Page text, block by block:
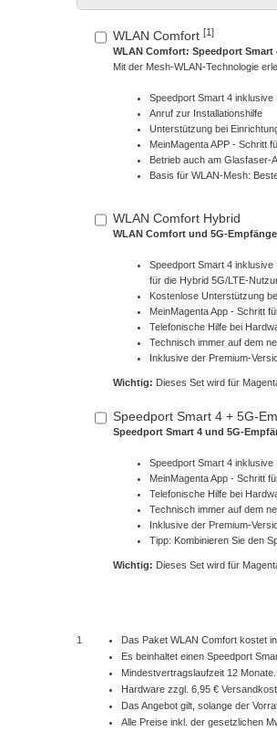
WLAN Comfort [1]
WLAN Comfort: Speedport Smart
Mit der Mesh-WLAN-Technologie
Speedport Smart 4
Anruf zur Installationshilfe
Unterstützung bei
MeinMagenta APP - Schritt
Betrieb auch am Glasfaser-
Basis für WLAN-Mesh:
WLAN Comfort Hybrid
WLAN Comfort und 5G-
Speedport Smart 4
für die Hybrid 5G/LTE-
Kostenlose Unterstützung
MeinMagenta App - Schritt
Telefonische Hilfe bei
Technisch immer auf dem
Inklusive der Premium-
Wichtig: Dieses Set wird für
Speedport Smart 4 + 5G-
Speedport Smart 4 und 5G-
Speedport Smart 4 inklusive
MeinMagenta App - Schritt
Telefonische Hilfe bei
Technisch immer auf dem
Inklusive der Premium-
Tipp: Kombinieren Sie den
Wichtig: Dieses Set wird für
1
Das Paket WLAN Comfort kostet
Es beinhaltet einen Speedport
Mindestvertragslaufzeit 12 Monate.
Hardware zzgl. 6,95 €
Das Angebot gilt, solange der
Alle Preise inkl. der gesetzlichen